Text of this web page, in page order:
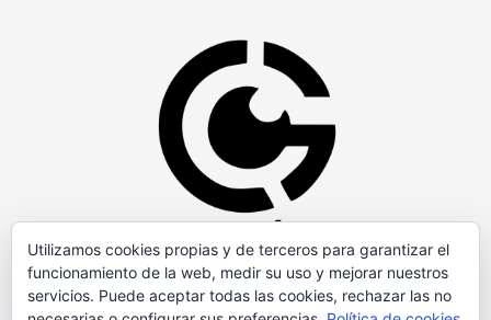
Utilizamos cookies propias y de terceros para garantizar el
funcionamiento de la web, medir su uso y mejorar nuestros
servicios. Puede aceptar todas las cookies, rechazar las no